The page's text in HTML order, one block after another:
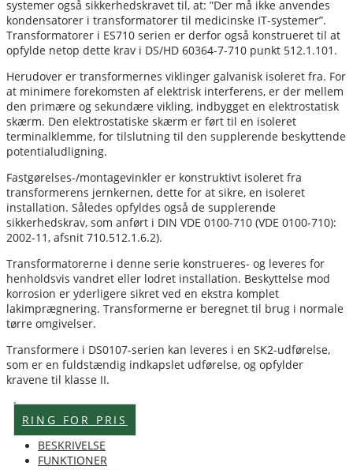
systemer også sikkerhedskravet til, at: ”Der må ikke anvendes
kondensatorer i transformatorer til medicinske IT-systemer”.
Transformatorer i ES710 serien er derfor også konstrueret til at
opfylde netop dette krav i DS/HD 60364-7-710 punkt 512.1.101.
Herudover er transformernes viklinger galvanisk isoleret fra. For
at minimere forekomsten af elektrisk interferens, er der mellem
den primære og sekundære vikling, indbygget en elektrostatisk
skærm. Den elektrostatiske skærm er ført til en isoleret
terminalklemme, for tilslutning til den supplerende beskyttende
potentialudligning.
Fastgørelses-/montagevinkler er konstruktivt isoleret fra
transformerens jernkernen, dette for at sikre, en isoleret
installation. Således opfyldes også de supplerende
sikkerhedskrav, som anført i DIN VDE 0100-710 (VDE 0100-710):
2002-11, afsnit 710.512.1.6.2).
Transformatorerne i denne serie konstrueres- og leveres for
henholdsvis vandret eller lodret installation. Beskyttelse mod
korrosion er yderligere sikret ved en ekstra komplet
lakimprægnering. Transformerne er beregnet til brug i normale
tørre omgivelser.
Transformere i DS0107-serien kan leveres i en SK2-udførelse,
som er en fuldstændig indkapslet udførelse, og opfylder
kravene til klasse II.
Lagervare
RING FOR PRIS
BESKRIVELSE
FUNKTIONER